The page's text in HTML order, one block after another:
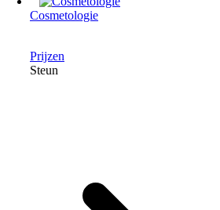
Cosmetologie
Prijzen
Steun